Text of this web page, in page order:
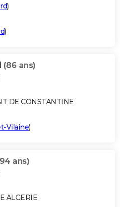
)
)
(86 ans)
DE CONSTANTINE
Vilaine)
ans)
ALGERIE